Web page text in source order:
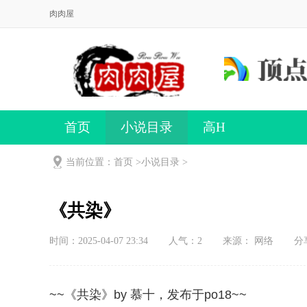
肉肉屋
首页 小说目录 高H
当前位置：首页 >小说目录 >
《共染》
时间：2025-04-07 23:34 人气： 2 来源： 网络 分
~~《共染》by 慕十，发布于po18~~